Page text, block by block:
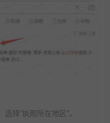
择“执照所在地区”。